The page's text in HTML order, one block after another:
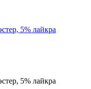
5% лайкра
5% лайкра